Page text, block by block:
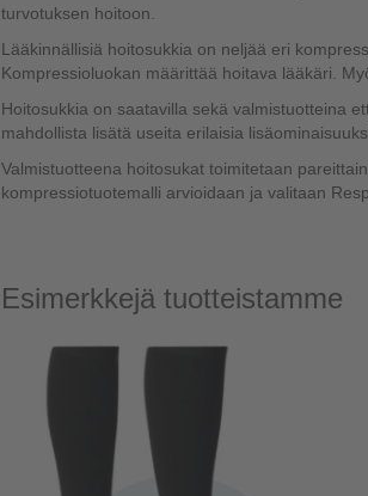
turvotuksen hoitoon.
Lääkinnällisiä hoitosukkia on neljää eri
Kompressioluokan määrittää hoitava lääkäri.
Hoitosukkia on saatavilla sekä valmistuotteina
mahdollista lisätä useita erilaisia
Valmistuotteena hoitosukat toimitetaan
kompressiotuotemalli arvioidaan ja valitaan
Esimerkkejä tuotteistamme